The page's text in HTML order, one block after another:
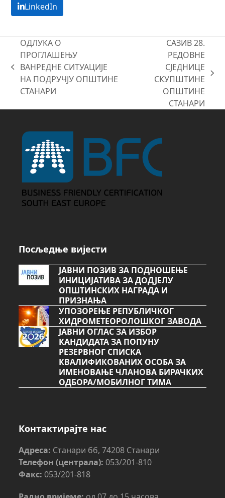
LinkedIn
previous
post:
ОДЛУКА О
ПРОГЛАШЕЊУ
ВАНРЕДНЕ СИТУАЦИЈЕ
НА ПОДРУЧЈУ ОПШТИНЕ
СТАНАРИ
САЗИВ 28.
РЕДОВНЕ
СЈЕДНИЦЕ
СКУПШТИНЕ
ОПШТИНЕ
СТАНАРИ
Посљедње вијести
ЈАВНИ ПОЗИВ ЗА ПОДНОШЕЊЕ
ИНИЦИЈАТИВА ЗА ДОДЈЕЛУ
ОПШТИНСКИХ НАГРАДА И
ПРИЗНАЊА
УПОЗОРЕЊЕ РЕПУБЛИЧКОГ
ХИДРОМЕТЕОРОЛОШКОГ ЗАВОДА
ЈАВНИ ОГЛАС ЗА ИЗБОР
КАНДИДАТА ЗА ПОПУНУ
РЕЗЕРВНОГ СПИСКА
КВАЛИФИКОВАНИХ ОСОБА ЗА
ИМЕНОВАЊЕ ЧЛАНОВА БИРАЧКИХ
ОДБОРА/МОБИЛНОГ ТИМА
Контактирајте нас
Адреса: Станари бб, 74208 Станари
Телефон (централа): 053/201-810
Факс: 053/201-818